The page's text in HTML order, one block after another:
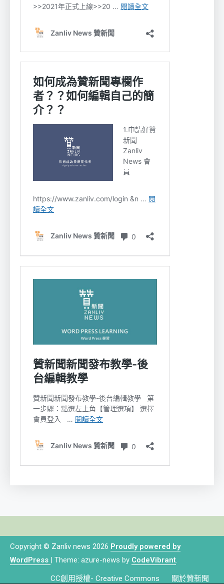
Copyright © Zanliv news 2026 Proudly powered by
WordPress | Theme: azure-news by CodeVibrant.
CC創用授權- Creative Commons 關於贊新聞